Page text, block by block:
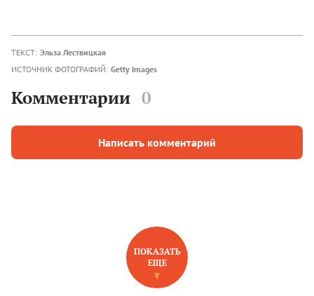
ТЕКСТ: Эльза Лествицкая
ИСТОЧНИК ФОТОГРАФИЙ: Getty Images
Комментарии 0
Написать комментарий
НОВОЕ НА САЙТЕ
ПОКАЗАТЬ
ЕЩЕ